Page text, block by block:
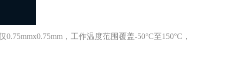
，工作温度范围覆盖-50°C至150°C，